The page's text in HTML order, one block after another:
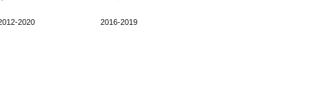
2020 2016-2019